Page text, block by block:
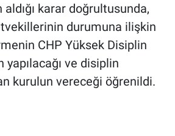
karar doğrultusunda,
durumuna ilişkin
CHP Yüksek Disiplin
yapılacağı ve disiplin
kurulun vereceği öğrenildi.